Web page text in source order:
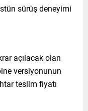
sürüş deneyimi
açılacak olan
versiyonunun
teslim fiyatı